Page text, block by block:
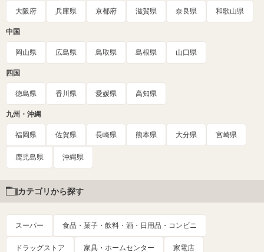
大阪府 兵庫県 京都府 滋賀県 奈良県 和歌山県
中国
岡山県 広島県 鳥取県 島根県 山口県
四国
徳島県 香川県 愛媛県 高知県
九州・沖縄
福岡県 佐賀県 長崎県 熊本県 大分県 宮崎県
鹿児島県 沖縄県
カテゴリから探す
スーパー 食品・菓子・飲料・酒・日用品・コンビニ
ドラッグストア 家具・ホームセンター 家電店